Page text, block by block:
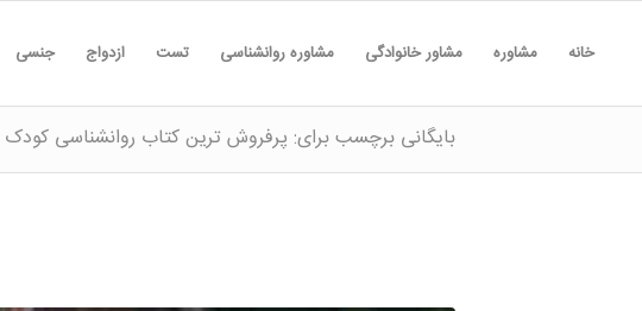
خانه مشاوره مشاور خانوادگی مشاوره روانشناسی تست ازدواج جنسی
بایگانی برچسب برای: پرفروش ترین کتاب روانشناسی کودک